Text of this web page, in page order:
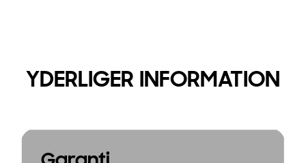
YDERLIGER INFORMATION